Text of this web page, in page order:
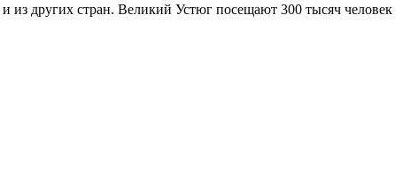
других стран. Великий Устюг посещают 300 тысяч человек